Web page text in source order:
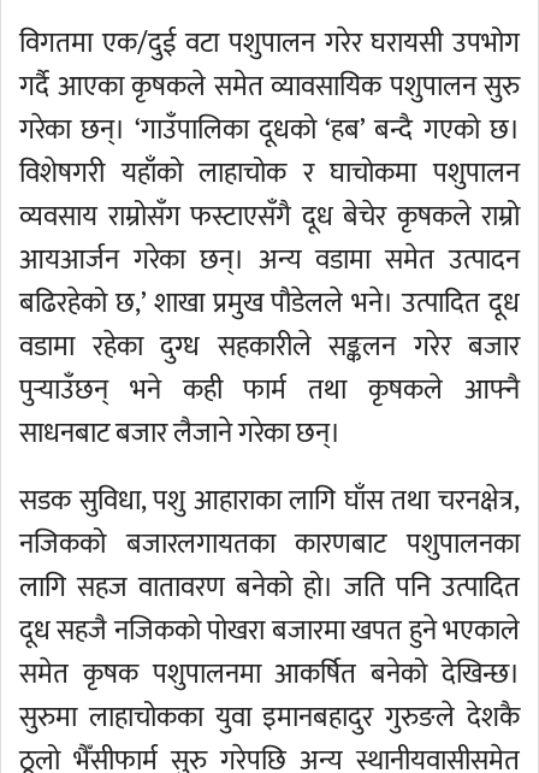
विगतमा एक/दुई वटा पशुपालन गरेर घरायसी उपभोग
गर्दै आएका कृषकले समेत व्यावसायिक पशुपालन सुरु
गरेका छन्। ‘गाउँपालिका दूधको ‘हब’ बन्दै गएको छ।
विशेषगरी यहाँको लाहाचोक र घाचोकमा पशुपालन
व्यवसाय राम्रोसँग फस्टाएसँगै दूध बेचेर कृषकले राम्रो
आयआर्जन गरेका छन्। अन्य वडामा समेत उत्पादन
बढिरहेको छ,’ शाखा प्रमुख पौडेलले भने। उत्पादित दूध
वडामा रहेका दुग्ध सहकारीले सङ्कलन गरेर बजार
पुर्‍याउँछन् भने कही फार्म तथा कृषकले आफ्नै
साधनबाट बजार लैजाने गरेका छन्।
सडक सुविधा, पशु आहाराका लागि घाँस तथा चरनक्षेत्र,
नजिकको बजारलगायतका कारणबाट पशुपालनका
लागि सहज वातावरण बनेको हो। जति पनि उत्पादित
दूध सहजै नजिकको पोखरा बजारमा खपत हुने भएकाले
समेत कृषक पशुपालनमा आकर्षित बनेको देखिन्छ।
सुरुमा लाहाचोकका युवा इमानबहादुर गुरुङले देशकै
ठूलो भैँसीफार्म सुरु गरेपछि अन्य स्थानीयवासीसमेत